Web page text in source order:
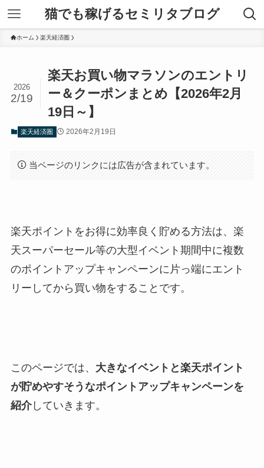
猫でも稼げるセミリタブログ
ホーム 楽天経済圏
楽天お買い物マラソンのエントリ
ー＆クーポンまとめ【2026年2月
19日～】
2026
2/19
楽天経済圏 2026年2月19日
当ページのリンクには広告が含まれています。
楽天ポイントをお得に効率良く貯める方法は、楽
天スーパーセール等の大型イベント期間中に複数
のポイントアップキャンペーンに片っ端にエント
リーしてから買い物をすることです。
このページでは、 大きなイベントと楽天ポイント
が貯めやすそうなポイントアップキャンペーンを
紹介していきます。